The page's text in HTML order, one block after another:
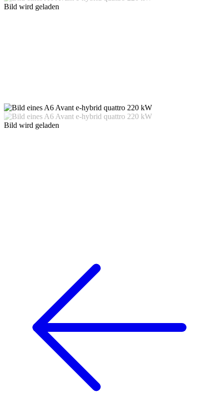
Bild wird geladen
Bild wird geladen